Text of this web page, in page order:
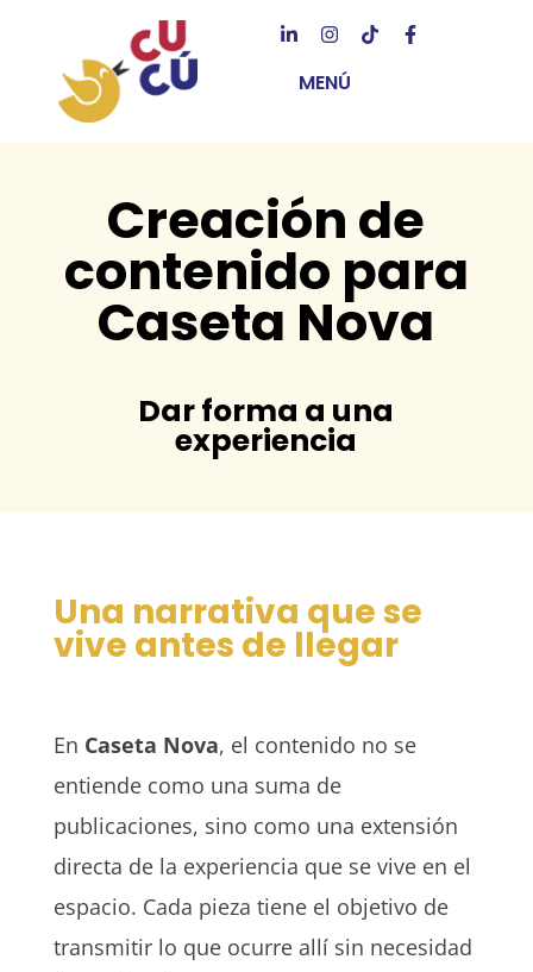
MENÚ
Creación de
contenido para
Caseta Nova
Dar forma a una
experiencia
Una narrativa que se
vive antes de llegar
En Caseta Nova, el contenido no se
entiende como una suma de
publicaciones, sino como una extensión
directa de la experiencia que se vive en el
espacio. Cada pieza tiene el objetivo de
transmitir lo que ocurre allí sin necesidad